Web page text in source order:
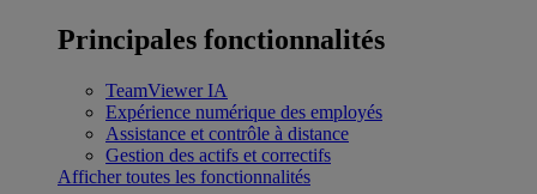
Principales fonctionnalités
TeamViewer IA
Expérience numérique des employés
Assistance et contrôle à distance
Gestion des actifs et correctifs
Afficher toutes les fonctionnalités